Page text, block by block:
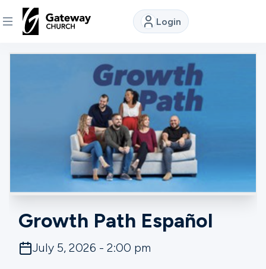
Login
Growth Path Español
July 5, 2026 - 2:00 pm